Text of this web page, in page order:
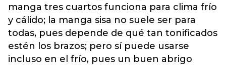
manga tres cuartos funciona para clima frío
y cálido; la manga sisa no suele ser para
todas, pues depende de qué tan tonificados
estén los brazos; pero sí puede usarse
incluso en el frío, pues un buen abrigo